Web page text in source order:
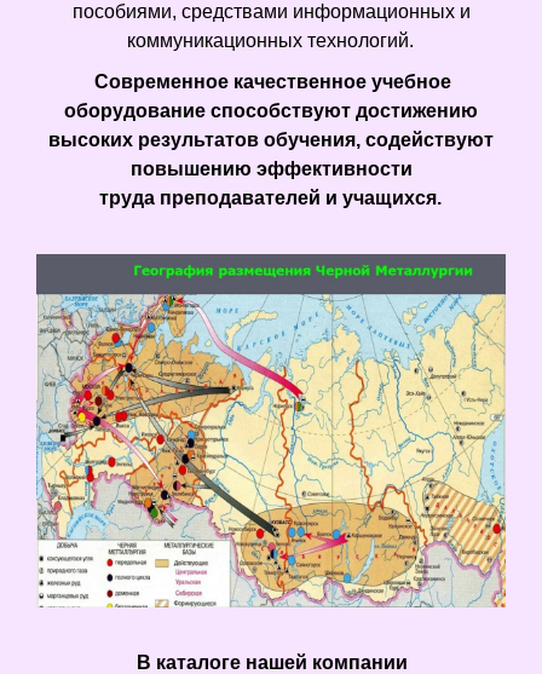
пособиями, средствами информационных и
коммуникационных технологий.
Современное качественное учебное
оборудование способствуют достижению
высоких результатов обучения, содействуют
повышению эффективности
труда преподавателей и учащихся.
В каталоге нашей компании